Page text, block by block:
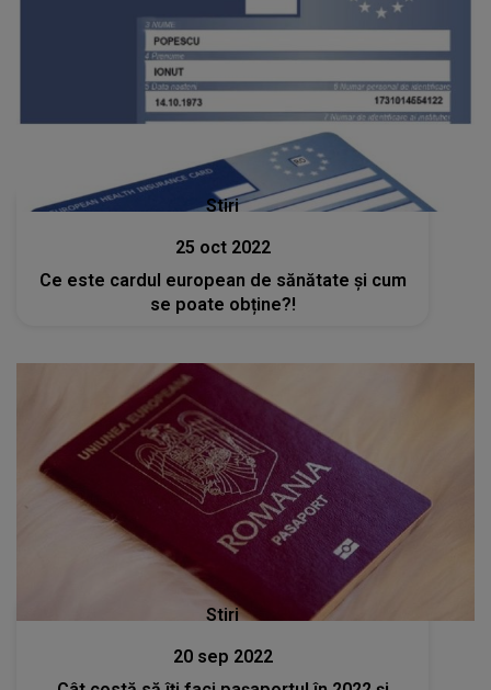
Stiri
25 oct 2022
Ce este cardul european de sănătate și cum
se poate obține?!
Stiri
20 sep 2022